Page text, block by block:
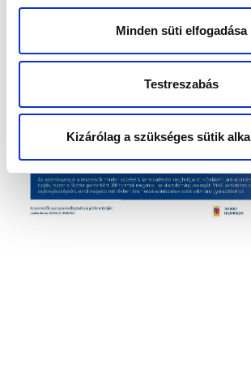
Minden süti elfogadása
Testreszabás
Kizárólag a szükséges sütik